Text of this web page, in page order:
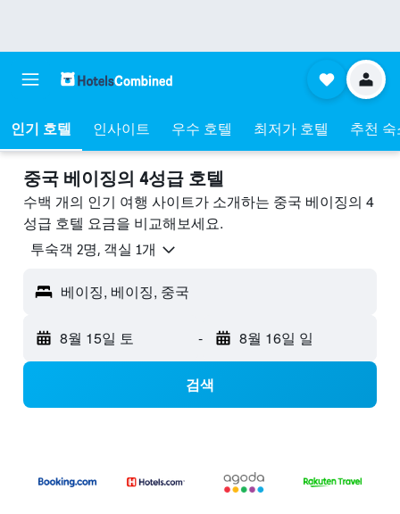
인기 호텔 인사이트 우수 호텔 최저가 호텔 추천
중국 베이징의 4성급​ 호텔
수백 개의 인기 여행 사이트가 소개하는 중국 베이징의 4
성급​ 호텔 요금을 비교해보세요.
​투숙객 2​명, ​객실 1개
베이징, 베이징, 중국
8월 15일 토 - 8월 16일 일
검색